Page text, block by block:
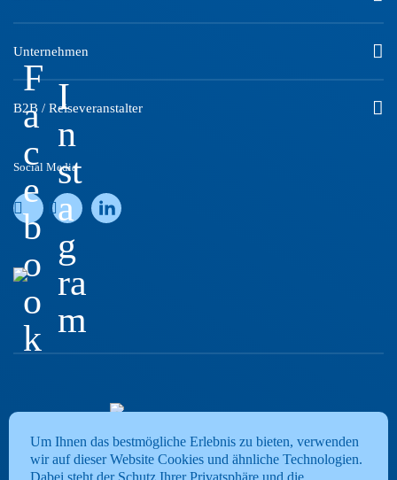
Unternehmen
B2B / Reiseveranstalter
Social Media
F
a
c
e
b
o
o
k
I
n
st
a
g
ra
m
Um Ihnen das bestmögliche Erlebnis zu bieten, verwenden
wir auf dieser Website Cookies und ähnliche Technologien.
Dabei steht der Schutz Ihrer Privatsphäre und die